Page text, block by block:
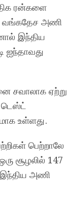
ரன்களை
வங்கதேச அணி
இந்திய
ஐந்தாவது
சவாலாக ஏற்று
டெஸ்ட்
உள்ளது.
பெற்றாலே
சூழலில் 147
அணி